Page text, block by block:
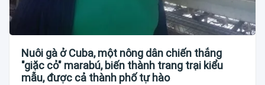
Nuôi gà ở Cuba, một nông dân chiến thắng
"giặc cỏ" marabú, biến thành trang trại kiểu
mẫu, được cả thành phố tự hào